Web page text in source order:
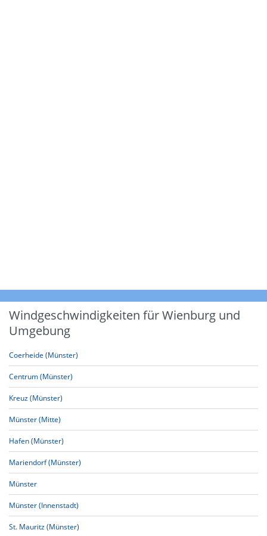
Windgeschwindigkeiten für Wienburg und
Umgebung
Coerheide (Münster)
Centrum (Münster)
Kreuz (Münster)
Münster (Mitte)
Hafen (Münster)
Mariendorf (Münster)
Münster
Münster (Innenstadt)
St. Mauritz (Münster)